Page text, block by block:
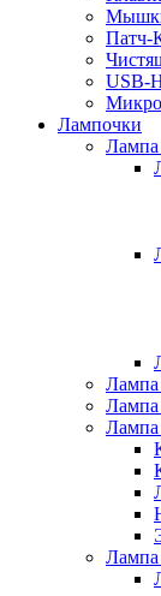
Патч-
USB-
Лампочки
Лампа
Лампа
Лампа
Лампа
Лампа